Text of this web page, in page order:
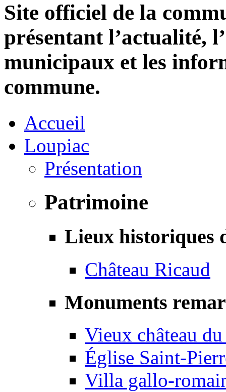
Site officiel de la
présentant l’actualité,
municipaux et les
commune.
Accueil
Loupiac
Présentation
Patrimoine
Lieux historiques
Château Ricaud
Monuments
Vieux château
Église Saint-
Villa gallo-